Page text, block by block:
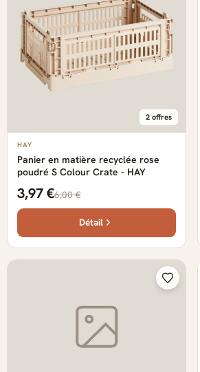
2 offres
HAY
Panier en matière recyclée rose
poudré S Colour Crate - HAY
3,97 €6,00 €
Détail